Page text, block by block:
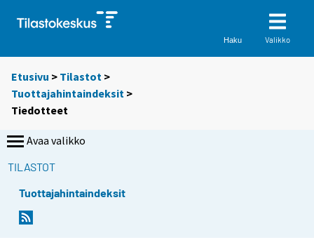
Haku Valikko
Etusivu > Tilastot >
Tuottajahintaindeksit >
Tiedotteet
Avaa valikko
TILASTOT
Tuottajahintaindeksit